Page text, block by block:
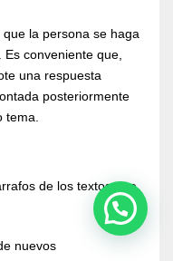
la persona se haga
conveniente que,
una respuesta
posteriormente
de los textos que
nuevos